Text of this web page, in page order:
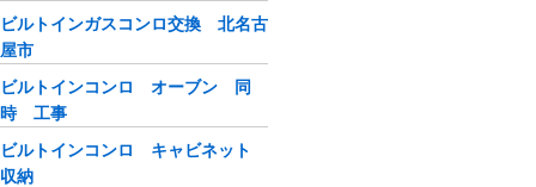
ビルトインガスコンロ交換 北名古
屋市
ビルトインコンロ オーブン 同
時 工事
ビルトインコンロ キャビネット
収納